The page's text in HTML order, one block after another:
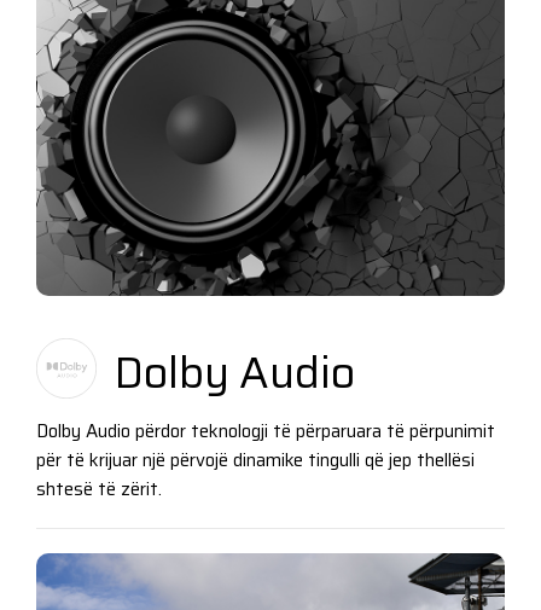
Dolby Audio
Dolby Audio përdor teknologji të përparuara të përpunimit
për të krijuar një përvojë dinamike tingulli që jep thellësi
shtesë të zërit.